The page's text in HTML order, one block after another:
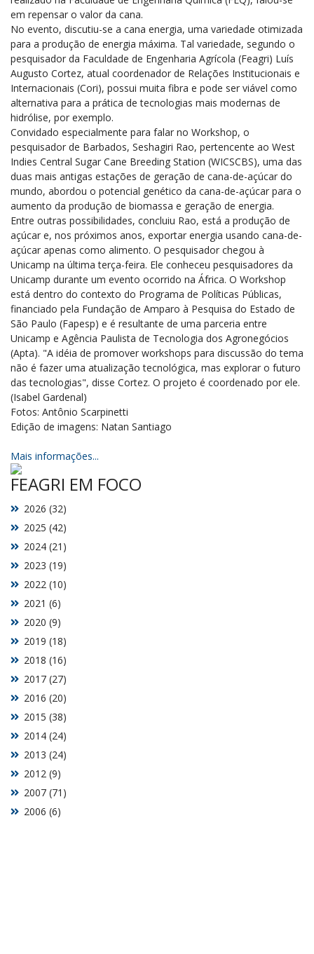
em repensar o valor da cana.
No evento, discutiu-se a cana energia, uma variedade otimizada
para a produção de energia máxima. Tal variedade, segundo o
pesquisador da Faculdade de Engenharia Agrícola (Feagri) Luís
Augusto Cortez, atual coordenador de Relações Institucionais e
Internacionais (Cori), possui muita fibra e pode ser viável como
alternativa para a prática de tecnologias mais modernas de
hidrólise, por exemplo.
Convidado especialmente para falar no Workshop, o
pesquisador de Barbados, Seshagiri Rao, pertencente ao West
Indies Central Sugar Cane Breeding Station (WICSCBS), uma das
duas mais antigas estações de geração de cana-de-açúcar do
mundo, abordou o potencial genético da cana-de-açúcar para o
aumento da produção de biomassa e geração de energia.
Entre outras possibilidades, concluiu Rao, está a produção de
açúcar e, nos próximos anos, exportar energia usando cana-de-
açúcar apenas como alimento. O pesquisador chegou à
Unicamp na última terça-feira. Ele conheceu pesquisadores da
Unicamp durante um evento ocorrido na África. O Workshop
está dentro do contexto do Programa de Políticas Públicas,
financiado pela Fundação de Amparo à Pesquisa do Estado de
São Paulo (Fapesp) e é resultante de uma parceria entre
Unicamp e Agência Paulista de Tecnologia dos Agronegócios
(Apta). "A idéia de promover workshops para discussão do tema
não é fazer uma atualização tecnológica, mas explorar o futuro
das tecnologias", disse Cortez. O projeto é coordenado por ele.
(Isabel Gardenal)
Fotos: Antônio Scarpinetti
Edição de imagens: Natan Santiago
Mais informações...
FEAGRI EM FOCO
2006 (6)
2007 (71)
2012 (9)
2013 (24)
2014 (24)
2015 (38)
2016 (20)
2017 (27)
2018 (16)
2019 (18)
2020 (9)
2021 (6)
2022 (10)
2023 (19)
2024 (21)
2025 (42)
2026 (32)